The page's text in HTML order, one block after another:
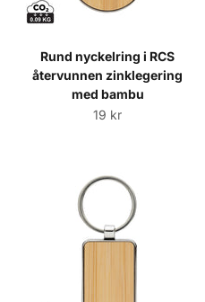
Rund nyckelring i RCS
återvunnen zinklegering
med bambu
Sale price
19 kr